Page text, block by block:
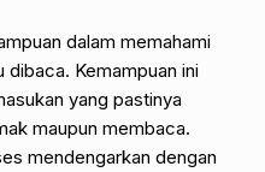
dalam memahami
Kemampuan ini
yang pastinya
maupun membaca.
mendengarkan dengan